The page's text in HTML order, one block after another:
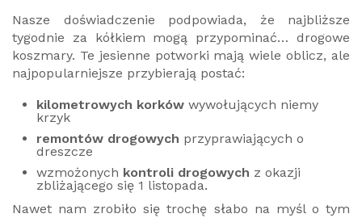
Nasze doświadczenie podpowiada, że najbliższe
tygodnie za kółkiem mogą przypominać… drogowe
koszmary. Te jesienne potworki mają wiele oblicz, ale
najpopularniejsze przybierają postać:
kilometrowych korków wywołujących niemy
krzyk
remontów drogowych przyprawiających o
dreszcze
wzmożonych kontroli drogowych z okazji
zbliżającego się 1 listopada.
Nawet nam zrobiło się trochę słabo na myśl o tym